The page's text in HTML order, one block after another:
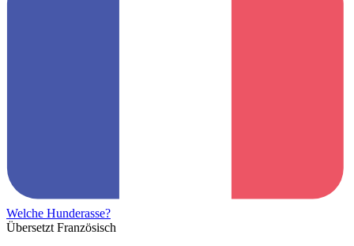
Welche Hunderasse?
Übersetzt Französisch